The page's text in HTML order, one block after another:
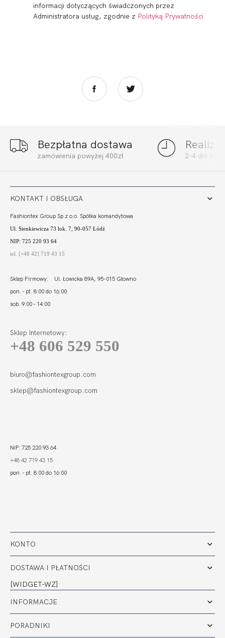
MADERA
BRALETTE BIKINI
MADERA SOFT
MADERA BODY
informacji dotyczących świadczonych przez
Administratora usług, zgodnie z Polityką Prywatności
Bezpłatna dostawa
zamówienia powyżej 400zł 2-4 dni
KONTO
DOSTAWA I PŁATNOŚCI
[WIDGET-WZ]
INFORMACJE
PORADNIKI
KONTAKT I OBSŁUGA
Fashiontex Group Sp.z o.o. Spółka komandytowa
Ul. Sienkiewicza 73 lok. 7, 90-057 Łódź
NIP: 725 220 93 64
tel. [+48 42] 719 43 15
Sklep Firmowy: Ul. Łowicka 89A, 95-015 Głowno
pon. - pt. 8:00 do 16:00
sob. 9:00 - 14:00
Sklep Internetowy:
+48 606 529 550
biuro@fashiontexgroup.com
sklep@fashiontexgroup.com
NIP: 725 220 93 64
+48 42 719 43 15
pon. - pt. 8:00 do 16:00